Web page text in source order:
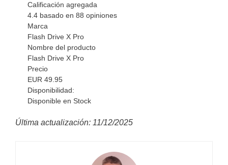
Calificación agregada
4.4 basado en88 opiniones
Marca
Flash Drive X Pro
Nombre del producto
Flash Drive X Pro
Precio
EUR 49.95
Disponibilidad:
Disponible en Stock
Última actualización: 11/12/2025